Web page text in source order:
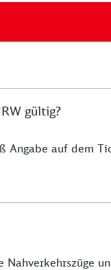
gültig?
Angabe auf dem